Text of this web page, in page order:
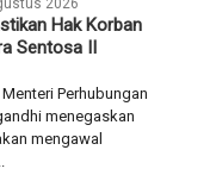
Hak Korban
Sentosa II
Menteri Perhubungan
menegaskan
mengawal